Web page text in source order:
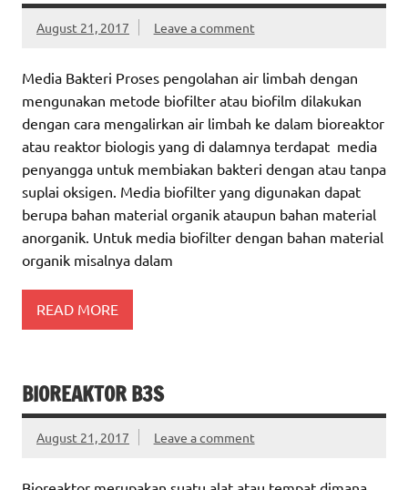
August 21, 2017 Leave a comment
Media Bakteri Proses pengolahan air limbah dengan
mengunakan metode biofilter atau biofilm dilakukan
dengan cara mengalirkan air limbah ke dalam bioreaktor
atau reaktor biologis yang di dalamnya terdapat media
penyangga untuk membiakan bakteri dengan atau tanpa
suplai oksigen. Media biofilter yang digunakan dapat
berupa bahan material organik ataupun bahan material
anorganik. Untuk media biofilter dengan bahan material
organik misalnya dalam
READ MORE
BIOREAKTOR B3S
August 21, 2017 Leave a comment